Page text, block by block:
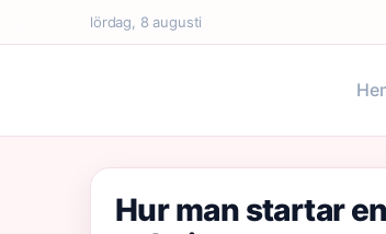
lördag, 8 augusti
Hur man startar